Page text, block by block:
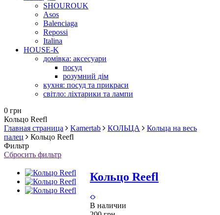
SHOUROUK
Asos
Balenciaga
Repossi
Italina
HOUSE-K
домівка: аксесуари
посуд
розумний дім
кухня: посуд та прикраси
світло: ліхтарики та лампи
0 грн
Кольцо Reefl
Главная страница
Kamertab КОЛЬЦА
Кольца на весь
палец
Кольцо Reefl
Фильтр
Сбросить фильтр
Кольцо Reefl
В наличии